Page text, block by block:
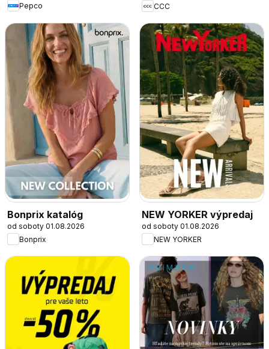
Pepco
CCC
Bonprix katalóg
od soboty 01.08.2026
Bonprix
NEW YORKER výpredaj
od soboty 01.08.2026
NEW YORKER